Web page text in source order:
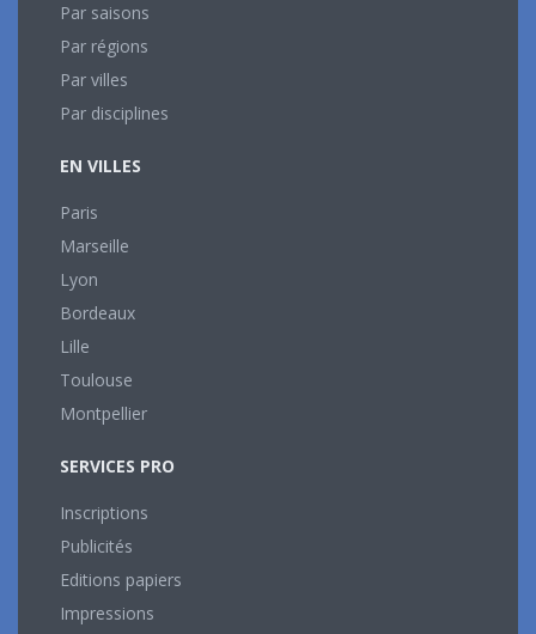
Par saisons
Par régions
Par villes
Par disciplines
EN VILLES
Paris
Marseille
Lyon
Bordeaux
Lille
Toulouse
Montpellier
SERVICES PRO
Inscriptions
Publicités
Editions papiers
Impressions